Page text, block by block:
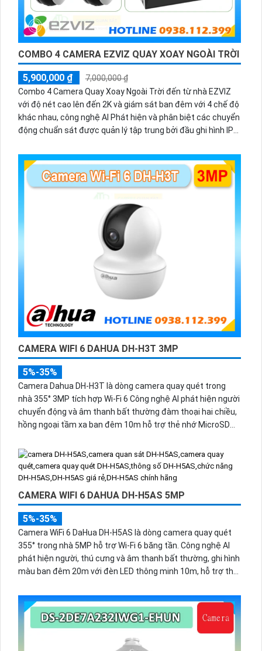
COMBO 4 CAMERA EZVIZ QUAY XOAY NGOÀI TRỜI
5,900,000 ₫
7,000,000 ₫
Combo 4 Camera Quay Xoay Ngoài Trời đến từ nhà EZVIZ
với độ nét cao lên đến 2K và giám sát ban đêm với 4 chế độ
khác nhau, công nghệ AI Phát hiện và phân biệt các chuyển
động chuẩn sát được quản lý tập trung bởi đầu ghi hình IP
CAMERA WIFI 6 DAHUA DH-H3T 3MP
5%-35%
Camera Dahua DH-H3T là dòng camera quay quét trong
nhà 355° 3MP tích hợp Wi-Fi 6 Công nghệ AI phát hiện người
chuyển động và âm thanh bất thường đàm thoại hai chiều,
hồng ngoại tầm xa ban đêm 10m hỗ trợ thẻ nhớ MicroSD
CAMERA WIFI 6 DAHUA DH-H5AS 5MP
5%-35%
Camera WiFi 6 DaHua DH-H5AS là dòng camera quay quét
355° trong nhà 5MP hỗ trợ Wi-Fi 6 băng tần. Công nghệ AI
phát hiện người, thú cưng và âm thanh bất thường, ghi hình
màu ban đêm 20m với đèn LED thông minh 10m, hỗ trợ thẻ